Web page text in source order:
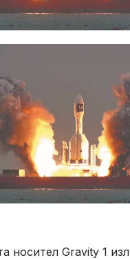
носител Gravity 1